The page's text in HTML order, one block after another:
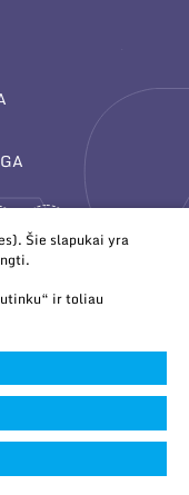
Fizinių ir
kaupiami ir saugomi
Šie slapukai yra
ir toliau